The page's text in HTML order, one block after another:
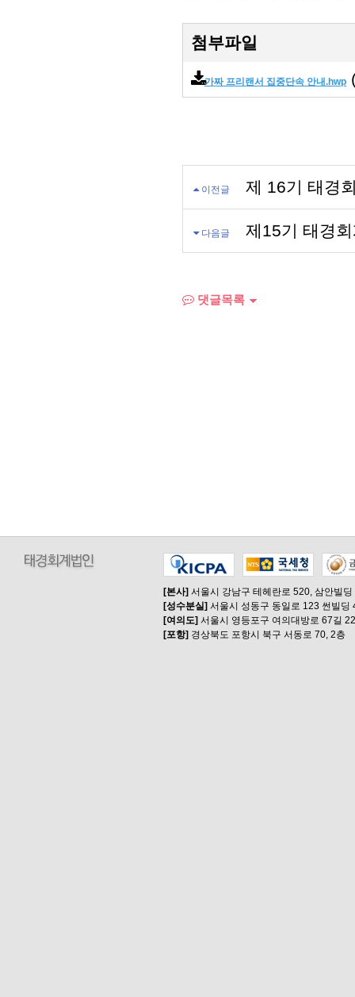
첨부파일
가짜 프리랜서 집중단속 안내.hwp
이전글 제 16기 태경
다음글 제15기 태경
댓글목록
[본사] 서울시 강남구 테헤란로 520, 삼안빌딩
[성수분실] 서울시 성동구 동일로 123 썬빌딩
[여의도] 서울시 영등포구 여의대방로 67길
[포항] 경상북도 포항시 북구 서동로 70, 2층